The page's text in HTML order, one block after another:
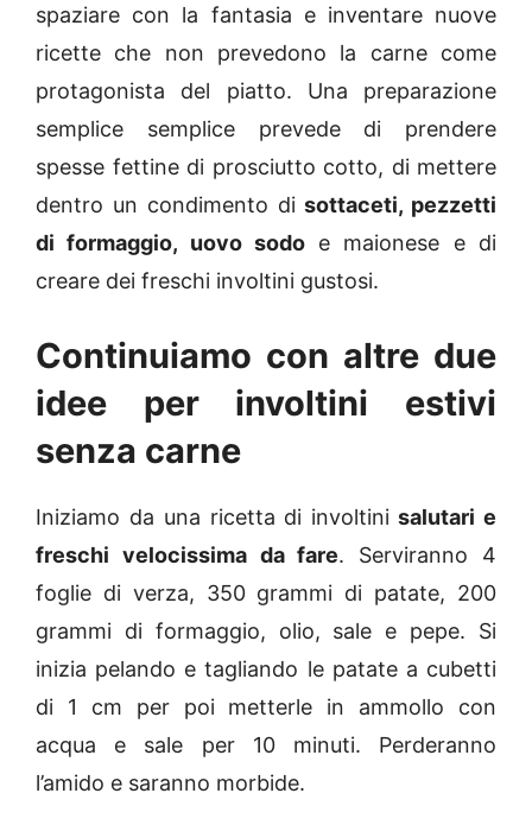
spaziare con la fantasia e inventare nuove
ricette che non prevedono la carne come
protagonista del piatto. Una preparazione
semplice semplice prevede di prendere
spesse fettine di prosciutto cotto, di mettere
dentro un condimento di sottaceti, pezzetti
di formaggio, uovo sodoe maionese e di
creare dei freschi involtini gustosi.
Continuiamo con altre due
idee per involtini estivi
senza carne
Iniziamo da una ricetta di involtini salutari e
freschi velocissima da fare. Serviranno 4
foglie di verza, 350 grammi di patate, 200
grammi di formaggio, olio, sale e pepe. Si
inizia pelando e tagliando le patate a cubetti
di 1 cm per poi metterle in ammollo con
acqua e sale per 10 minuti. Perderanno
l’amido e saranno morbide.